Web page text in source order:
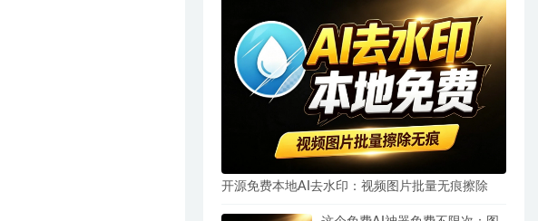
开源免费本地AI去水印：视频图片批量无痕擦除